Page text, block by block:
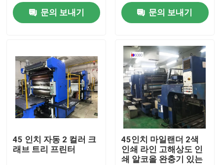
공장 여행
인용문을 요구하세요
자동 주석은 성형기 할 수있
주류및음료는 성형기 할 수있
문의 보내기
문의 보내기
45 인치 자동 2 컬러 크
래브 트리 프린터
45인치 마일랜더 2색
인쇄 라인 고해상도 인
쇄 알코올 완충기 있는